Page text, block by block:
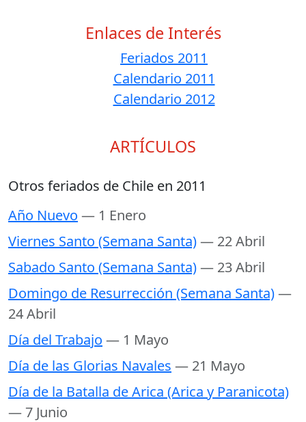
Enlaces de Interés
Feriados 2011
Calendario 2011
Calendario 2012
ARTÍCULOS
Otros feriados de Chile en 2011
Año Nuevo — 1 Enero
Viernes Santo (Semana Santa)— 22 Abril
Sabado Santo (Semana Santa)— 23 Abril
Domingo de Resurrección (Semana Santa)—
24 Abril
Día del Trabajo — 1 Mayo
Día de las Glorias Navales — 21 Mayo
Día de la Batalla de Arica (Arica y Paranicota)
— 7 Junio